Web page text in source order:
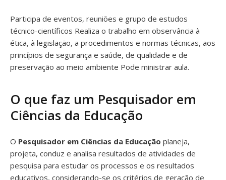
Participa de eventos, reuniões e grupo de estudos
técnico-científicos Realiza o trabalho em observância à
ética, à legislação, a procedimentos e normas técnicas, aos
princípios de segurança e saúde, de qualidade e de
preservação ao meio ambiente Pode ministrar aula.
O que faz um Pesquisador em
Ciências da Educação
O Pesquisador em Ciências da Educação planeja,
projeta, conduz e analisa resultados de atividades de
pesquisa para estudar os processos e os resultados
educativos, considerando-se os critérios de geração de